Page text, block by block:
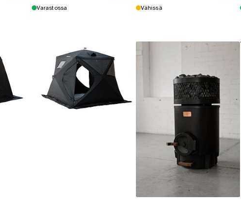
Varastossa Vähissä